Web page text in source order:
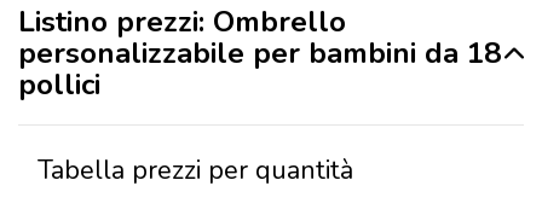
Listino prezzi: Ombrello
personalizzabile per bambini da 18
pollici
Tabella prezzi per quantità